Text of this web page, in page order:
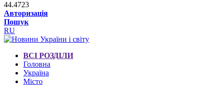
44.4723
Авторизація
Пошук
RU
ВСІ РОЗДІЛИ
Головна
Україна
Місто